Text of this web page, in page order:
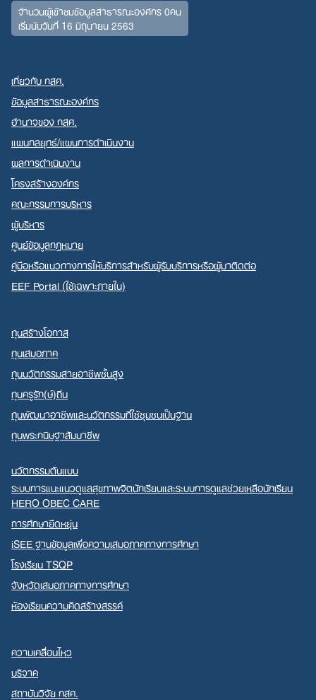
Search
for:
จำนวนผู้เข้าชมข้อมูลสาธารณะองค์กร 0คน
เริ่มนับวันที่ 16 มิถุนายน 2563
เกี่ยวกับ กสศ.
ข้อมูลสาธารณะองค์กร
อำนาจของ กสศ.
แผนกลยุทธ์/แผนการดำเนินงาน
ผลการดำเนินงาน
โครงสร้างองค์กร
คณะกรรมการบริหาร
ผู้บริหาร
ศูนย์ข้อมูลกฎหมาย
คู่มือหรือแนวทางการให้บริการสำหรับผู้รับบริการหรือผู้มาติดต่อ
EEF Portal (ใช้เฉพาะภายใน)
ทุนสร้างโอกาส
ทุนเสมอภาค
ทุนนวัตกรรมสายอาชีพชั้นสูง
ทุนครูรัก(ษ์)ถิ่น
ทุนพัฒนาอาชีพและนวัตกรรมที่ใช้ชุมชนเป็นฐาน
ทุนพระกนิษฐาสัมมาชีพ
นวัตกรรมต้นแบบ
ระบบการแนะแนวดูแลสุขภาพจิตนักเรียนและระบบการดูแลช่วยเหลือนักเรียน
HERO OBEC CARE
การศึกษายืดหยุ่น
iSEE ฐานข้อมูลเพื่อความเสมอภาคทางการศึกษา
โรงเรียน TSQP
จังหวัดเสมอภาคทางการศึกษา
ห้องเรียนความคิดสร้างสรรค์
ความเคลื่อนไหว
บริจาค
สถาบันวิจัย กสศ.